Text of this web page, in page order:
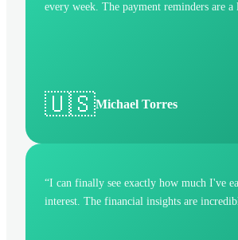
every week. The payment reminders are a
🇺🇸Michael Torres
“I can finally see exactly how much I've
interest. The financial insights are